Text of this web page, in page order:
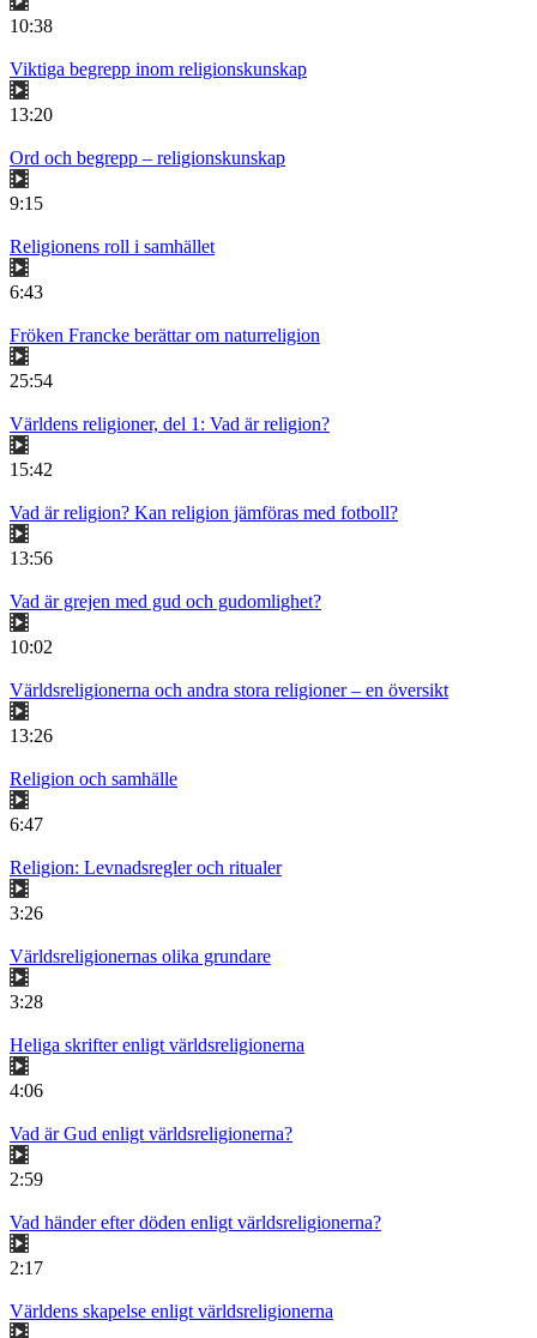
10:38
Viktiga begrepp inom religionskunskap
13:20
Ord och begrepp – religionskunskap
9:15
Religionens roll i samhället
6:43
Fröken Francke berättar om naturreligion
25:54
Världens religioner, del 1: Vad är religion?
15:42
Vad är religion? Kan religion jämföras med fotboll?
13:56
Vad är grejen med gud och gudomlighet?
10:02
Världsreligionerna och andra stora religioner – en översikt
13:26
Religion och samhälle
6:47
Religion: Levnadsregler och ritualer
3:26
Världsreligionernas olika grundare
3:28
Heliga skrifter enligt världsreligionerna
4:06
Vad är Gud enligt världsreligionerna?
2:59
Vad händer efter döden enligt världsreligionerna?
2:17
Världens skapelse enligt världsreligionerna